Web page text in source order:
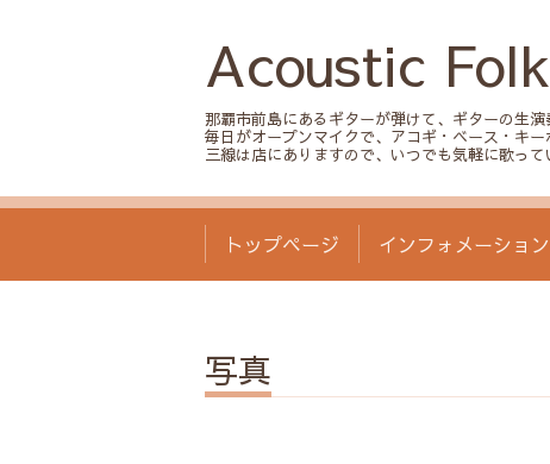
Acoustic
那覇市前島にあるギターが弾けて、ギターの生演
毎日がオープンマイクで、アコギ・ベース・キー
三線は店にありますので、いつでも気軽に歌って
トップページ インフォメーション
写真